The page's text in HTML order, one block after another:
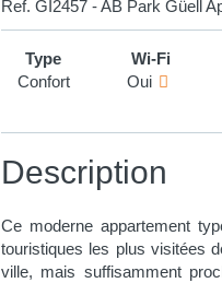
Ref. GI2457 - AB Park Güell
Type
Confort
Wi-Fi
Oui
Description
Ce moderne appartement
touristiques les plus visitées
ville, mais suffisamment